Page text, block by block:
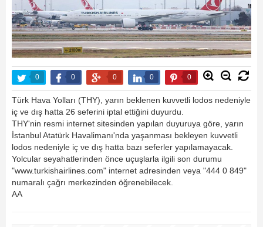
0 0 0 0 0
Türk Hava Yolları (THY), yarın beklenen kuvvetli lodos nedeniyle
iç ve dış hatta 26 seferini iptal ettiğini duyurdu.
THY'nin resmi internet sitesinden yapılan duyuruya göre, yarın
İstanbul Atatürk Havalimanı'nda yaşanması bekleyen kuvvetli
lodos nedeniyle iç ve dış hatta bazı seferler yapılamayacak.
Yolcular seyahatlerinden önce uçuşlarla ilgili son durumu
"www.turkishairlines.com" internet adresinden veya "444 0 849"
numaralı çağrı merkezinden öğrenebilecek.
AA